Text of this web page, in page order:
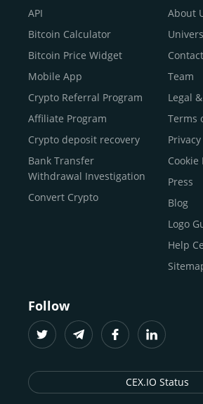
Sell Bitcoin
Buy Dogecoin
Buy Binance Coin (BNB)
Buy Ripple (XRP)
Buy Litecoin (LTC)
Buy Shiba Inu
Buy Bitcoin Cash
Buy Solana
Buy ICP
API
Bitcoin Calculator
Bitcoin Price Widget
Mobile App
Crypto Referral Program
Affiliate Program
Crypto deposit recovery
Bank Transfer
Withdrawal Investigation
Convert Crypto
About
Team
Legal
Terms
Cookie
Press
Blog
Logo
Help
Follow
CEX.IO Status